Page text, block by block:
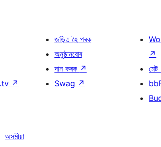
↗
জড়িত হৈ পৰক
অনুষ্ঠানবোৰ
দান কৰক ↗
Swag ↗
↗
মেট
অসমীয়া